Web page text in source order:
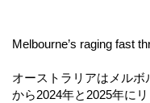
Melbourne’s raging fast
オーストラリアはメル
から2024年と2025年に